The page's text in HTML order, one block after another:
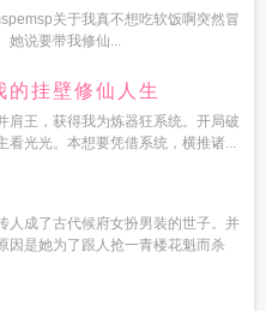
关于我真不想吃软饭啊突然冒
她说要带我修仙...
的挂壁修仙人生
肩王，获得我为炼器狂系统。开局破
看光光。本想要凭借系统，横推诸...
人成了古代候府女扮男装的世子。并
因是她为了跟人抢一青楼花魁而杀